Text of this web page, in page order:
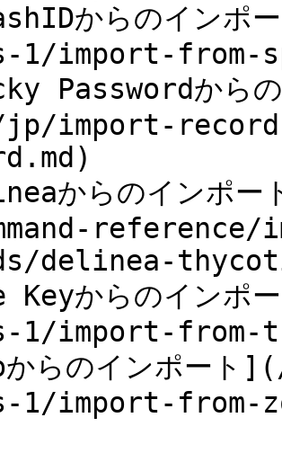
からのイン
1/import-from-
Passwordから
jp/import-
からのインポ
delinea-
からのイン
1/import-from-
らのインポー
1/import-from-